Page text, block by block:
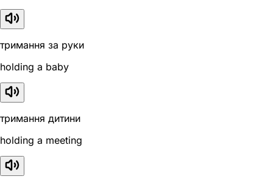
тримання за руки
holding a baby
тримання дитини
holding a meeting